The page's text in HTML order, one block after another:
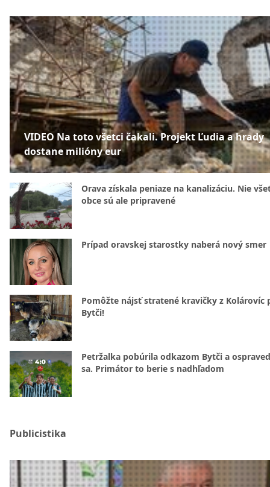
VIDEO Na toto všetci čakali. Projekt Ľudia a hrady
dostane milióny eur
Orava získala peniaze na kanalizáciu. Nie
obce sú ale pripravené
Prípad oravskej starostky naberá nový smer
Pomôžte nájsť stratené kravičky z Kolárovíc
Bytči!
Petržalka pobúrila odkazom Bytči a
sa. Primátor to berie s nadhľadom
Publicistika